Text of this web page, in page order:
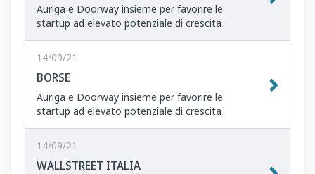
Auriga e Doorway insieme per favorire le
startup ad elevato potenziale di crescita
14/09/21
BORSE
Auriga e Doorway insieme per favorire le
startup ad elevato potenziale di crescita
14/09/21
WALLSTREET ITALIA